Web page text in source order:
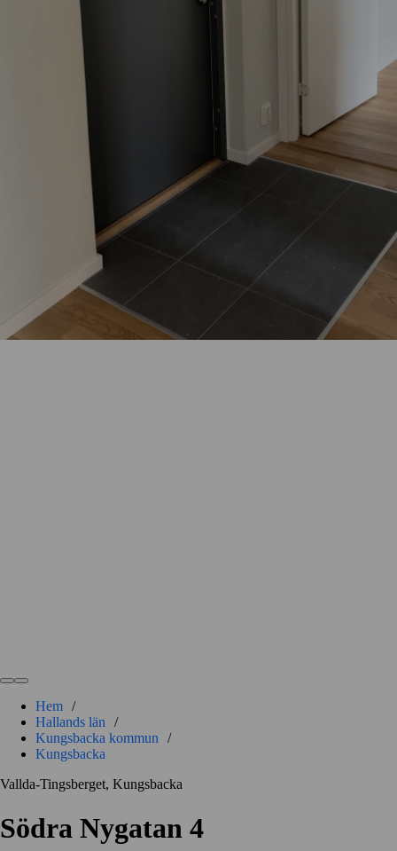
Hem /
Hallands län
/
Kungsbacka kommun
/
Kungsbacka
Vallda-Tingsberget, Kungsbacka
Södra Nygatan 4